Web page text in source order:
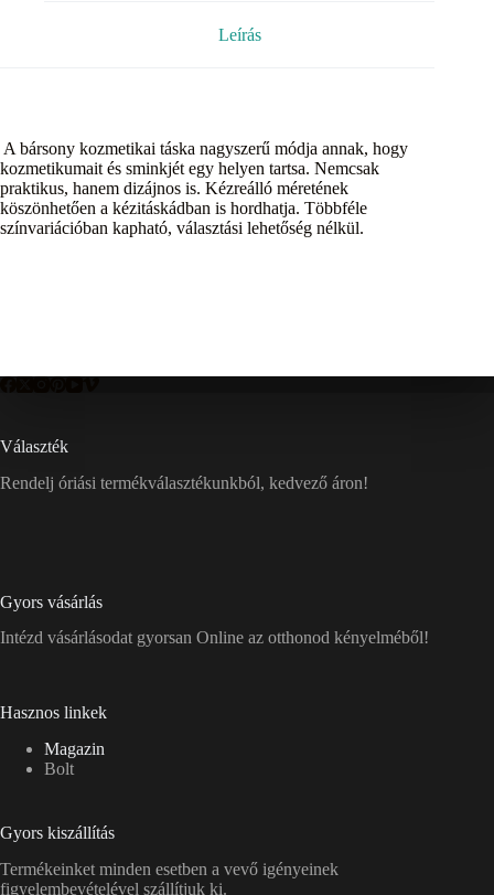
Leírás
A bársony kozmetikai táska nagyszerű módja annak, hogy
kozmetikumait és sminkjét egy helyen tartsa. Nemcsak
praktikus, hanem dizájnos is. Kézreálló méretének
köszönhetően a kézitáskádban is hordhatja. Többféle
színvariációban kapható, választási lehetőség nélkül.
Választék
Rendelj óriási termékválasztékunkból, kedvező áron!
Gyors vásárlás
Intézd vásárlásodat gyorsan Online az otthonod kényelméből!
Hasznos linkek
Magazin
Bolt
Gyors kiszállítás
Termékeinket minden esetben a vevő igényeinek
figyelembevételével szállítjuk ki.